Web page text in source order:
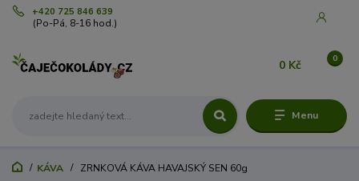
Menu
+420 725 846 639
(Po-Pá, 8-16 hod.)
0
0 Kč
KÁVA ZRNKOVÁ KÁVA HAVAJSKÝ SEN 60g